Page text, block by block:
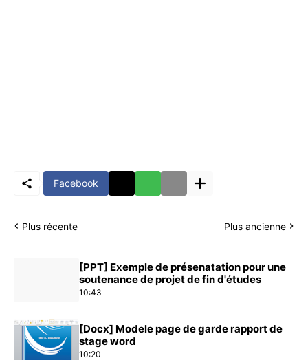
Facebook
Plus récente Plus ancienne
[PPT] Exemple de présenatation pour une
soutenance de projet de fin d'études
10:43
[Docx] Modele page de garde rapport de
stage word
10:20